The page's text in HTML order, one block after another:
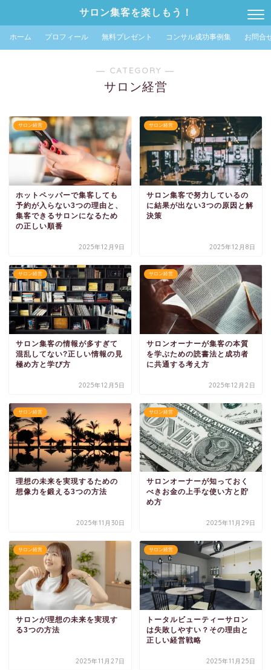
サロン集客を楽しもう！
ホーム プロフィール 無料プレゼント コンサル成功事例集 お問合
― CATEGORY ―
サロン経営
サロン経営
ホットペッパーで集客しても
予約が入らない3つの理由と、
集客できるサロンになるため
の正しい順番
2025年12月9日
サロン経営
サロン集客で努力しているの
に結果が出ない3つの原因と解
決策
2025年12月8日
サロン経営
サロン集客の情報が多すぎて
混乱してない?正しい情報の見
極め方と学び方
2025年12月5日
サロン経営
サロンオーナーが集客の本質
を学ぶための読書法と成功者
に共通する考え方
2025年12月2日
サロン経営
理想の未来を実現するための
想像力を鍛える3つの方法
2025年11月30日
サロン経営
サロンオーナーが知っておく
べきお金の上手な使い方と貯
め方
2025年11月29日
サロン経営
サロンが理想の未来を実現す
る3つの方法
2025年11月27日
サロン経営
トータルビューティーサロン
は失敗しやすい？その理由と
正しい経営戦略
2025年11月25日